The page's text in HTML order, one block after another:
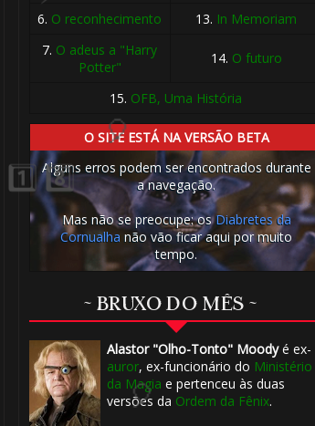
6. O reconhecimento 13. In Memoriam
7. O adeus a "Harry
Potter"
14. O futuro
15. OFB, Uma História
O SITE ESTÁ NA VERSÃO BETA
Alguns erros podem ser encontrados durante
a navegação.
Mas não se preocupe: osDiabretes da
Cornualha não vão ficar aqui por muito
tempo.
~ BRUXO DO MÊS ~
Alastor "Olho-Tonto" Moodyé ex-
auror, ex-funcionário do Ministério
da Magia e pertenceu às duas
versões da Ordem da Fênix.
⚡